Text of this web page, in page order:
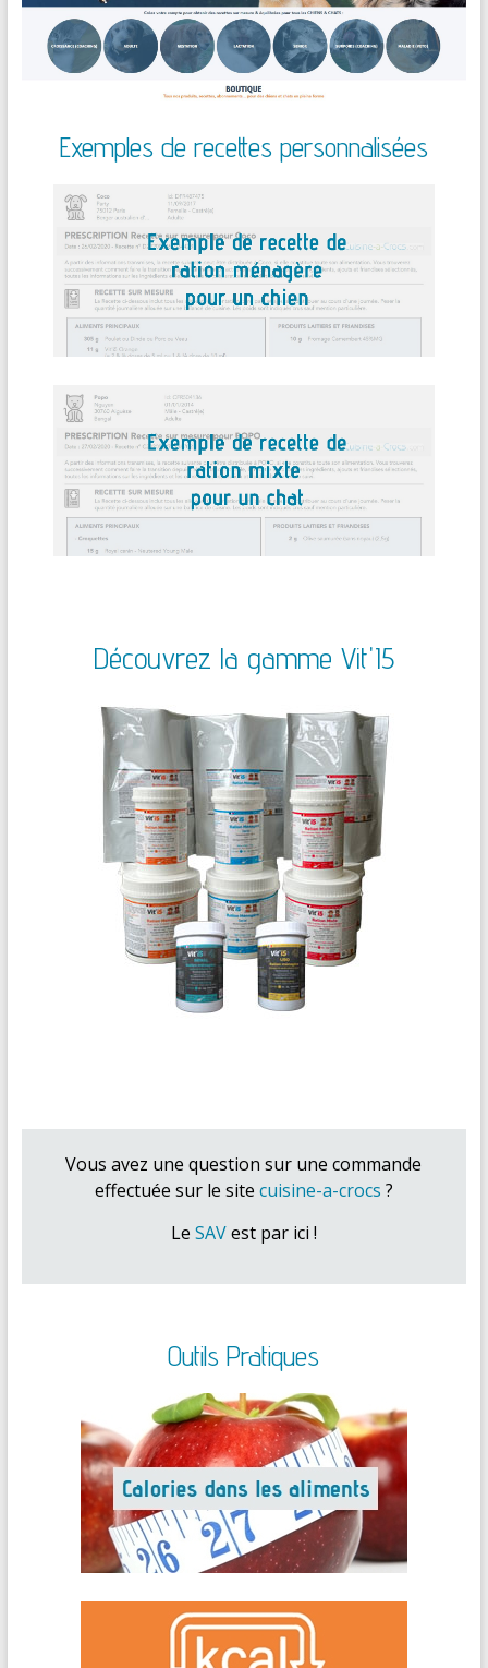
Exemples de recettes personnalisées
Découvrez la gamme Vit'I5
Vous avez une question sur une commande
effectuée sur le site cuisine-a-crocs ?
Le SAVest par ici !
Outils Pratiques